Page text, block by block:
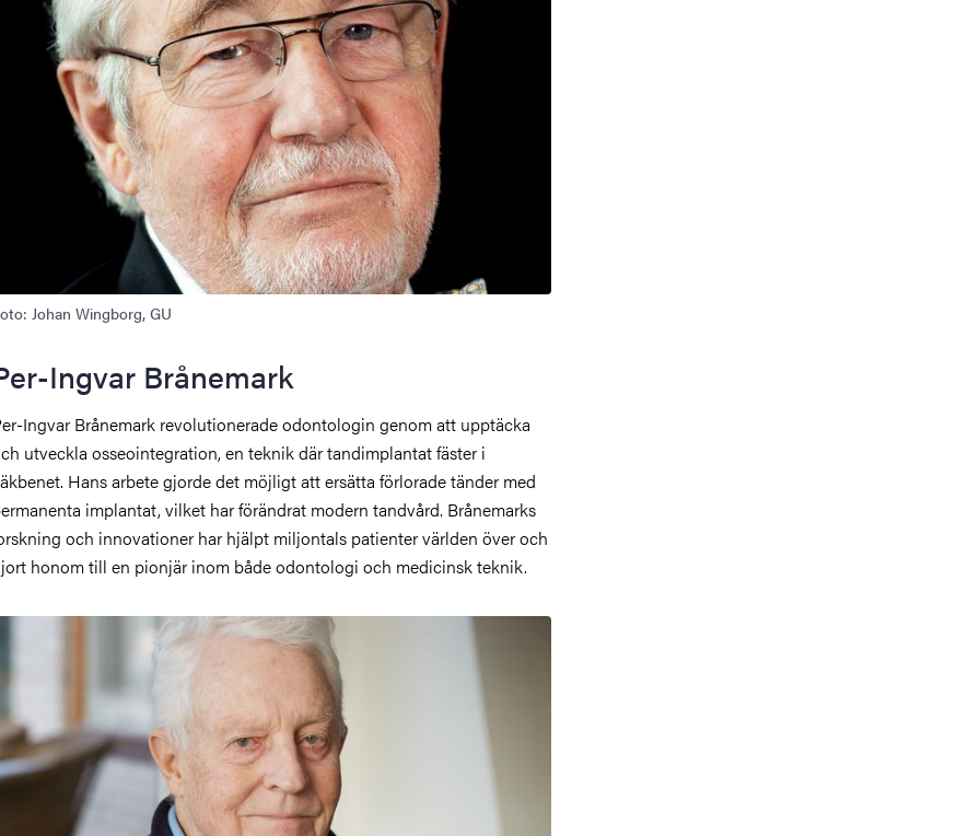
Johan Wingborg, GU
Ingvar Brånemark
Ingvar Brånemark revolutionerade odontologin genom att upptäcka
utveckla osseointegration, en teknik där tandimplantat fäster i
Hans arbete gjorde det möjligt att ersätta förlorade tänder med
implantat, vilket har förändrat modern tandvård. Brånemarks
och innovationer har hjälpt miljontals patienter världen över och
honom till en pionjär inom både odontologi och medicinsk teknik.